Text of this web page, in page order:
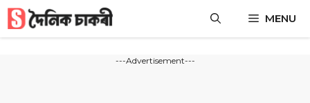
Skip
content
MENU
---Advertisement---